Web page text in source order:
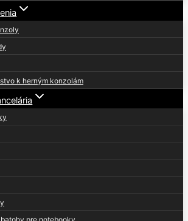
k herným konzolám